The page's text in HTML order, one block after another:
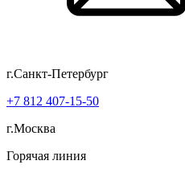
г.Санкт-Петербург
+7 812 407-15-50
г.Москва
Горячая линия